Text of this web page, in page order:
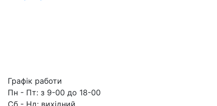
Графік работи
Пн - Пт: з 9-00 до 18-00